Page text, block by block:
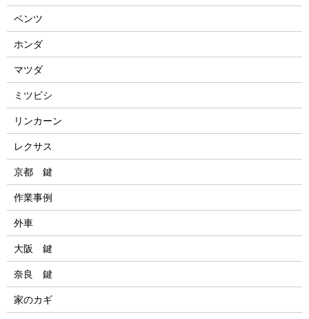
ベンツ
ホンダ
マツダ
ミツビシ
リンカーン
レクサス
京都 鍵
作業事例
外車
大阪 鍵
奈良 鍵
家のカギ